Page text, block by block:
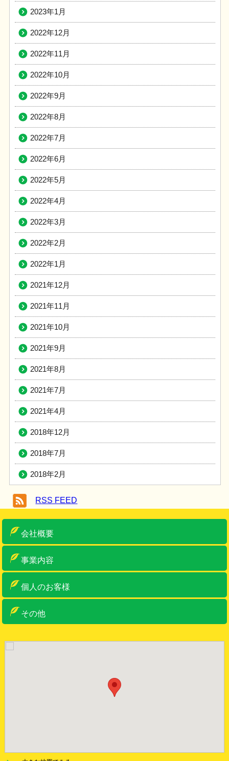
2023年1月
2022年12月
2022年11月
2022年10月
2022年9月
2022年8月
2022年7月
2022年6月
2022年5月
2022年4月
2022年3月
2022年2月
2022年1月
2021年12月
2021年11月
2021年10月
2021年9月
2021年8月
2021年7月
2021年4月
2018年12月
2018年7月
2018年2月
RSS FEED
会社概要
ご挨拶
概要
アクセス
車両・設備紹介
許可一覧
事業内容
産業廃棄物収集運搬
産業廃棄物中間処理・リサイクル
ゼロ・エミッションへの取り組み
特別管理産業廃棄物収集運搬
事務系一般産廃物
古物商・金属くず類回収業
リサイクルボックス
個人のお客様
個人のお客様
リサイクルボックス
その他